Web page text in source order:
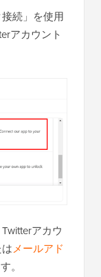
続」を使用
アカウント
アカウ
メールアド
。